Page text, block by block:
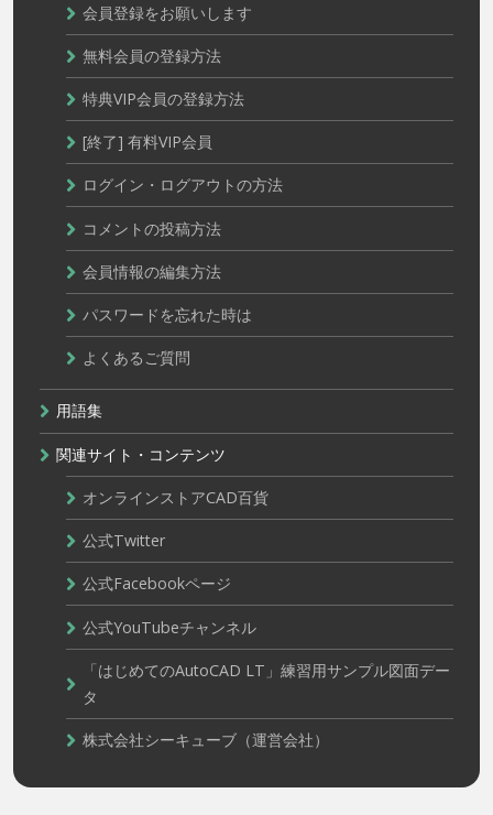
会員登録をお願いします
無料会員の登録方法
特典VIP会員の登録方法
[終了] 有料VIP会員
ログイン・ログアウトの方法
コメントの投稿方法
会員情報の編集方法
パスワードを忘れた時は
よくあるご質問
用語集
関連サイト・コンテンツ
オンラインストアCAD百貨
公式Twitter
公式Facebookページ
公式YouTubeチャンネル
「はじめてのAutoCAD LT」練習用サンプル図面デー
タ
株式会社シーキューブ（運営会社）